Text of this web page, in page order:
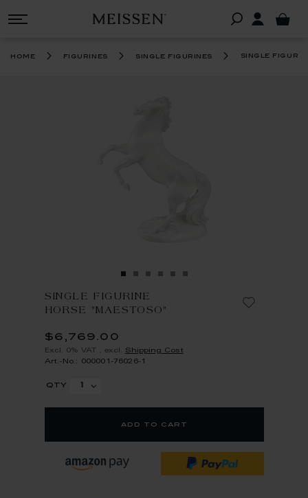
home figurines single figurines single
SINGLE FIGURINE
HORSE "MAESTOSO"
$6,769.00
Excl. 0% VAT excl. Shipping Cost
Art.-No.: 000001-76026-1
qty
add to cart